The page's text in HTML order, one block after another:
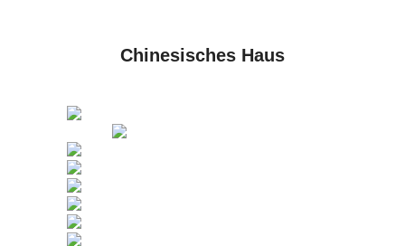
Chinesisches Haus